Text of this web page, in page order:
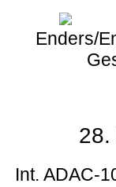
Enders/
28.
Int. ADAC-